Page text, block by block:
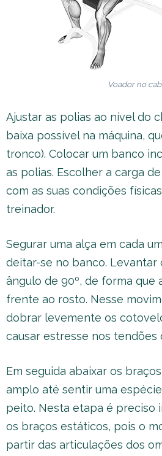
Voador no
Ajustar as polias ao nível do
baixa possível na máquina,
tronco). Colocar um banco
as polias. Escolher a carga
com as suas condições
treinador.
Segurar uma alça em cada
deitar-se no banco. Levantar
ângulo de 90º, de forma que
frente ao rosto. Nesse
dobrar levemente os
causar estresse nos tendões
Em seguida abaixar os
amplo até sentir uma
peito. Nesta etapa é preciso
os braços estáticos, pois o
partir das articulações dos